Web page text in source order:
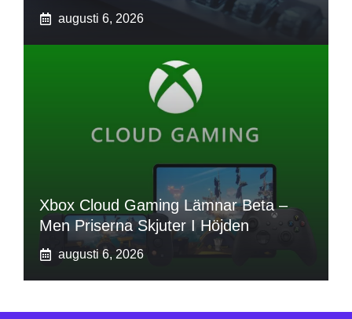
augusti 6, 2026
Xbox Cloud Gaming Lämnar Beta –
Men Priserna Skjuter I Höjden
augusti 6, 2026